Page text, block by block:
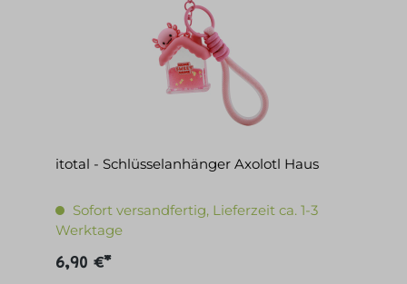
itotal - Schlüsselanhänger Axolotl Haus
Sofort versandfertig, Lieferzeit ca. 1-3
Werktage
6,90 €*